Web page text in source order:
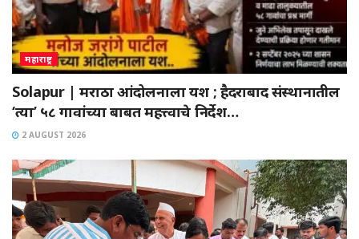
महाराष्ट्र
Solapur | मराठा आंदोलनाला यश ; हैदराबाद संस्थानातील
‘त्या’ ५८ गावांच्या बाबत महत्त्वाचे निर्देश…
2 AUGUST 2026